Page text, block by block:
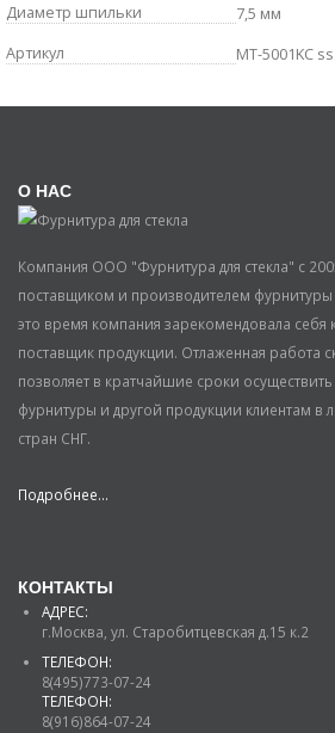
Диаметр шпильки
7,5 мм
Артикул
MT-5001KC ss
О НАС
Компания ООО "Фурнитура для стекла" с
поставщиком и производителем фурнитуры
это время компания зарекомендовала себя
поставщик продукции. Отлаженная работа
позволяет в кратчайшие сроки осуществить
фурнитуры и другой продукции клиентам в
стран СНГ.
Подробнее...
КОНТАКТЫ
АДРЕС:
г.Москва, ул. Старобитцевская д.15 к.2
ТЕЛЕФОН:
8(495)773-07-24
ТЕЛЕФОН:
8(916)864-07-24